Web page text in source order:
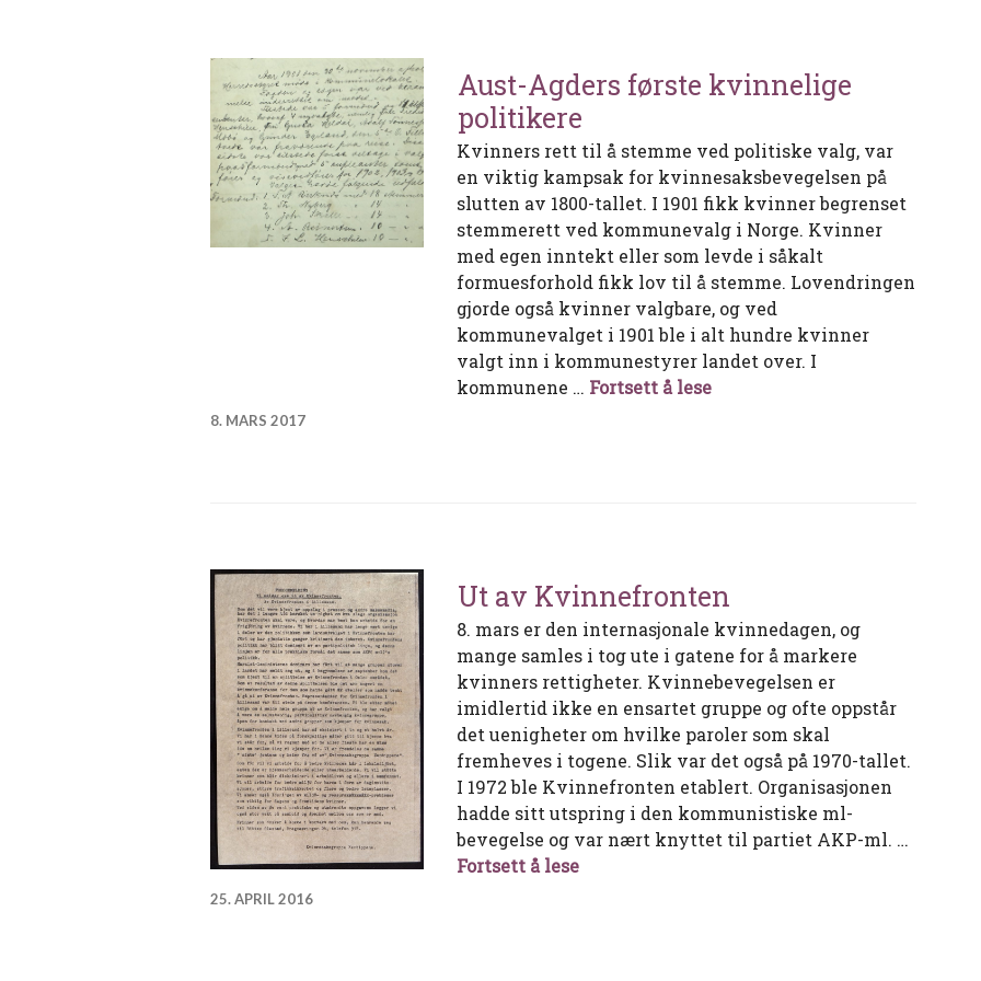
Aust-Agders første kvinnelige
politikere
Kvinners rett til å stemme ved politiske valg, var
en viktig kampsak for kvinnesaksbevegelsen på
slutten av 1800-tallet. I 1901 fikk kvinner begrenset
stemmerett ved kommunevalg i Norge. Kvinner
med egen inntekt eller som levde i såkalt
formuesforhold fikk lov til å stemme. Lovendringen
gjorde også kvinner valgbare, og ved
kommunevalget i 1901 ble i alt hundre kvinner
valgt inn i kommunestyrer landet over. I
kommunene … Fortsett å leseAust-Agders første
8. MARS 2017
Ut av Kvinnefronten
8. mars er den internasjonale kvinnedagen, og
mange samles i tog ute i gatene for å markere
kvinners rettigheter. Kvinnebevegelsen er
imidlertid ikke en ensartet gruppe og ofte oppstår
det uenigheter om hvilke paroler som skal
fremheves i togene. Slik var det også på 1970-tallet.
I 1972 ble Kvinnefronten etablert. Organisasjonen
hadde sitt utspring i den kommunistiske ml-
bevegelse og var nært knyttet til partiet AKP-ml. …
Fortsett å leseUt av Kvinnefronten
25. APRIL 2016